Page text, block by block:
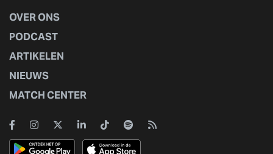
OVER ONS
PODCAST
ARTIKELEN
NIEUWS
MATCH CENTER